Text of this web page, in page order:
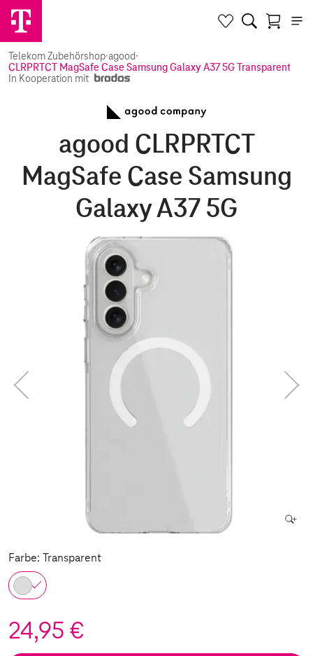
Telekom Zubehörshop·agood·
CLRPRTCT MagSafe Case Samsung Galaxy A37 5G Transparent
In Kooperation mit
agood CLRPRTCT
MagSafe Case Samsung
Galaxy A37 5G
Farbe: Transparent
24,95 €